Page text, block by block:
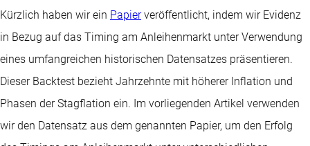
Kürzlich haben wir ein Papierveröffentlicht, indem wir Evidenz
in Bezug auf das Timing am Anleihenmarkt unter Verwendung
eines umfangreichen historischen Datensatzes präsentieren.
Dieser Backtest bezieht Jahrzehnte mit höherer Inflation und
Phasen der Stagflation ein. Im vorliegenden Artikel verwenden
wir den Datensatz aus dem genannten Papier, um den Erfolg